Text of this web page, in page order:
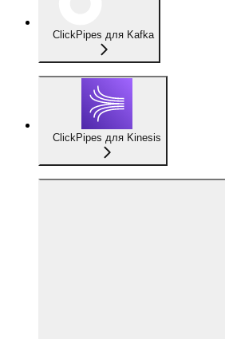
ClickPipes для Kafka
ClickPipes для Kinesis